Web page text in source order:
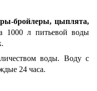
бройлеры, цыплята,
1000 л питьевой воды
воды. Воду с
24 часа.